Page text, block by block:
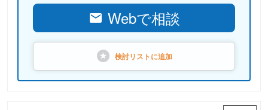
Webで相談
検討リストに追加